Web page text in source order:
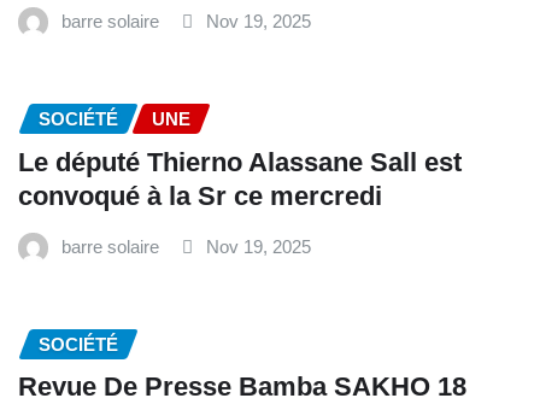
barre solaire Nov 19, 2025
SOCIÉTÉ UNE
Le député Thierno Alassane Sall est
convoqué à la Sr ce mercredi
barre solaire Nov 19, 2025
SOCIÉTÉ
Revue De Presse Bamba SAKHO 18